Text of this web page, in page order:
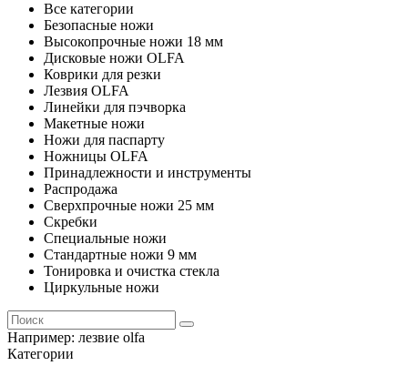
Все категории
Безопасные ножи
Высокопрочные ножи 18 мм
Дисковые ножи OLFA
Коврики для резки
Лезвия OLFA
Линейки для пэчворка
Макетные ножи
Ножи для паспарту
Ножницы OLFA
Принадлежности и инструменты
Распродажа
Сверхпрочные ножи 25 мм
Скребки
Специальные ножи
Стандартные ножи 9 мм
Тонировка и очистка стекла
Циркульные ножи
Например: лезвие olfa
Категории